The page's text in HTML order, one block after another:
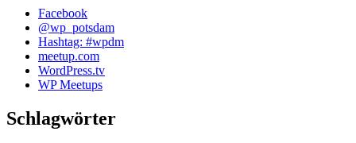
Facebook
@wp_potsdam
Hashtag: #wpdm
meetup.com
WordPress.tv
WP Meetups
Schlagwörter